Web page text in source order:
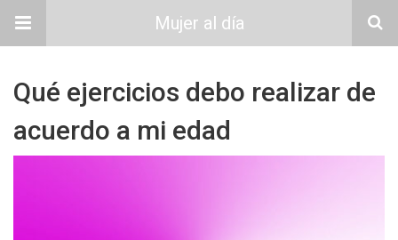
Mujer al día
Qué ejercicios debo realizar de
acuerdo a mi edad